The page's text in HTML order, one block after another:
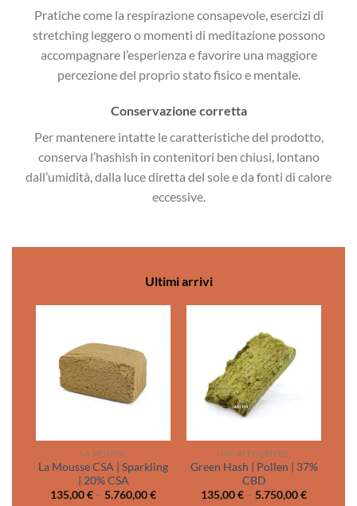
Pratiche come la respirazione consapevole, esercizi di
stretching leggero o momenti di meditazione possono
accompagnare l’esperienza e favorire una maggiore
percezione del proprio stato fisico e mentale.
Conservazione corretta
Per mantenere intatte le caratteristiche del prodotto,
conserva l’hashish in contenitori ben chiusi, lontano
dall’umidità, dalla luce diretta del sole e da fonti di calore
eccessive.
Ultimi arrivi
LA MOUSSE
La Mousse CSA | Sparkling
| 20% CSA
135,00€ – 5.760,00€Price
UNCATEGORIZED
Green Hash | Pollen | 37%
CBD
135,00€ – 5.750,00€Price